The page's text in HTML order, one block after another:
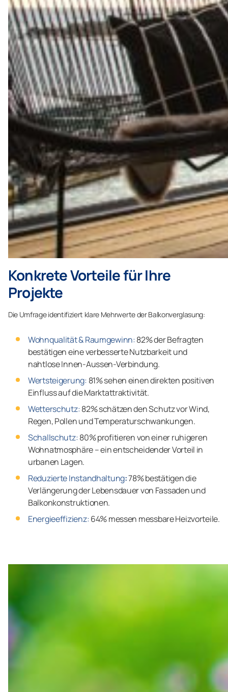
Konkrete Vorteile für Ihre
Projekte
Die Umfrage identifiziert klare Mehrwerte der Balkonverglasung:
Wohnqualität & Raumgewinn:82% der Befragten
bestätigen eine verbesserte Nutzbarkeit und
nahtlose Innen-Aussen-Verbindung.
Wertsteigerung: 81% sehen einen direkten positiven
Einfluss auf die Marktattraktivität.
Wetterschutz:82% schätzen den Schutz vor Wind,
Regen, Pollen und Temperaturschwankungen.
Schallschutz:80% profitieren von einer ruhigeren
Wohnatmosphäre – ein entscheidender Vorteil in
urbanen Lagen.
Reduzierte Instandhaltung:78% bestätigen die
Verlängerung der Lebensdauer von Fassaden und
Balkonkonstruktionen.
Energieeffizienz:64% messen messbare Heizvorteile.